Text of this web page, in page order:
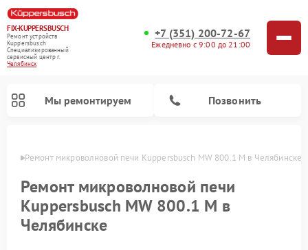
FIX-KUPPERSBUSCH
Ремонт устройств
Kuppersbusch
Специализированный
cервисный центр г.
Челябинск
+7 (351) 200-72-67
Ежедневно с 9:00 до 21:00
Мы ремонтируем Позвонить
Ремонт микроволновой печи Kuppersbusch MW 800.1 M в Челябинске
Ремонт микроволновой печи
Kuppersbusch MW 800.1 M в
Челябинске